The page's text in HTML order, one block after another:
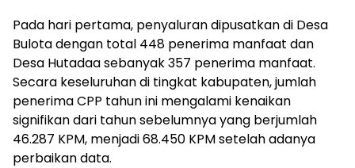
Pada hari pertama, penyaluran dipusatkan di Desa
Bulota dengan total 448 penerima manfaat dan
Desa Hutadaa sebanyak 357 penerima manfaat.
Secara keseluruhan di tingkat kabupaten, jumlah
penerima CPP tahun ini mengalami kenaikan
signifikan dari tahun sebelumnya yang berjumlah
46.287 KPM, menjadi 68.450 KPM setelah adanya
perbaikan data.